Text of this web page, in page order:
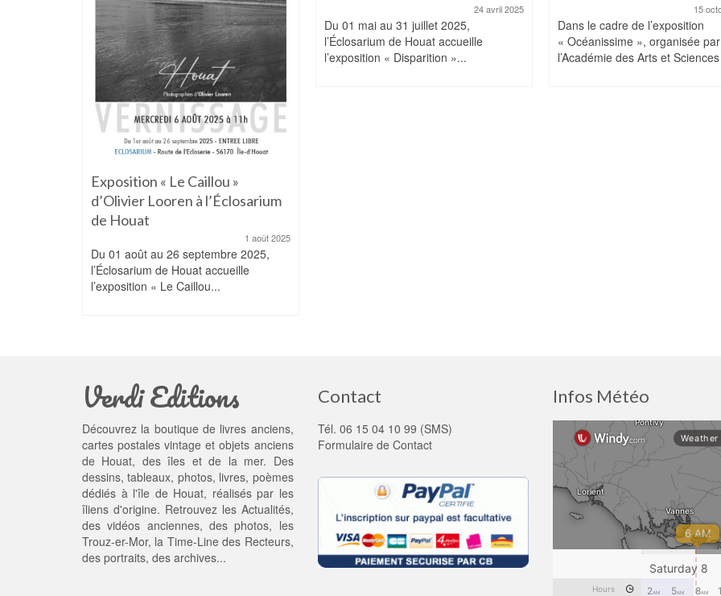
Exposition « Le Caillou »
d’Olivier Looren à l’Éclosarium
de Houat
1 août 2025
Du 01 août au 26 septembre 2025,
l’Éclosarium de Houat accueille
l’exposition « Le Caillou...
24 avril 2025
Du 01 mai au 31 juillet 2025,
l’Éclosarium de Houat accueille
l’exposition « Disparition »...
15
Dans le cadre de l’exposition
« Océanissime », organisée par
l’Académie des Arts et Sciences
Verdi Editions
Découvrez la boutique de livres anciens,
cartes postales vintage et objets anciens
de Houat, des îles et de la mer. Des
dessins, tableaux, photos, livres, poèmes
dédiés à l'île de Houat, réalisés par les
îliens d'origine. Retrouvez les Actualités,
desvidéos anciennes, desphotos, les
Trouz-er-Mor, la Time-Line des Recteurs,
des portraits, des archives...
Contact
Tél. 06 15 04 10 99 (SMS)
Formulaire de Contact
Infos Météo